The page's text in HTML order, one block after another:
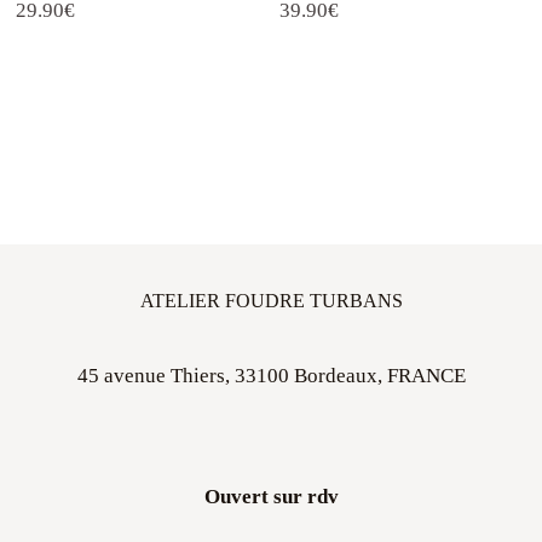
29.90€
39.90€
ATELIER FOUDRE TURBANS
45 avenue Thiers, 33100 Bordeaux, FRANCE
Ouvert sur rdv